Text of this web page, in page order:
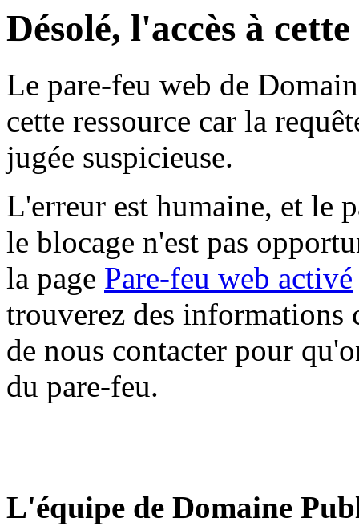
Désolé, l'accès à
Le pare-feu web de
cette ressource car la
jugée suspicieuse.
L'erreur est humaine, et le
le blocage n'est pas
la page Pare-feu web activé
trouverez des informations
de nous contacter pour
du pare-feu.
L'équipe de Domaine